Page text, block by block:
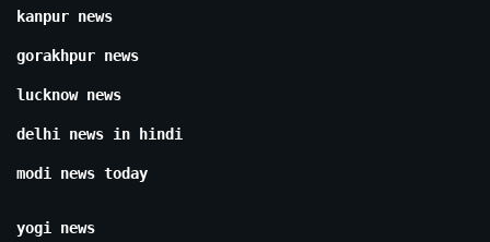
kanpur news
gorakhpur news
lucknow news
delhi news in hindi
modi news today
yogi news